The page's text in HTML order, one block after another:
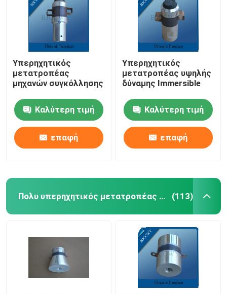
Υπερηχητικός
μετατροπέας
μηχανών συγκόλλησης
Καλύτερη τιμή
επαφή
Υπερηχητικός
μετατροπέας υψηλής
δύναμης Immersible
Καλύτερη τιμή
επαφή
Πολυ υπερηχητικός μετατροπέας συχνότητας (113)